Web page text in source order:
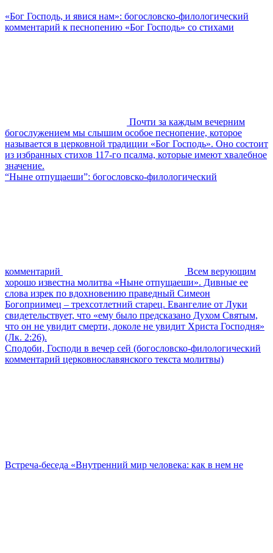
«Бог Господь, и явися нам»: богословско-филологический
комментарий к песнопению «Бог Господь» со стихами
Почти за каждым вечерним
богослужением мы слышим особое песнопение, которое
называется в церковной традиции «Бог Господь». Оно состоит
из избранных стихов 117-го псалма, которые имеют хвалебное
значение.
“Ныне отпущаеши”: богословско-филологический
комментарий
Всем верующим
хорошо известна молитва «Ныне отпущаеши». Дивные ее
слова изрек по вдохновению праведный Симеон
Богоприимец – трехсотлетний старец. Евангелие от Луки
свидетельствует, что «ему было предсказано Духом Святым,
что он не увидит смерти, доколе не увидит Христа Господня»
(Лк. 2:26).
Сподоби, Господи в вечер сей (богословско-филологический
комментарий церковнославянского текста молитвы)
Встреча-беседа «Внутренний мир человека: как в нем не